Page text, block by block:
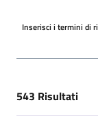
Inserisci i termini di
543 Risultati